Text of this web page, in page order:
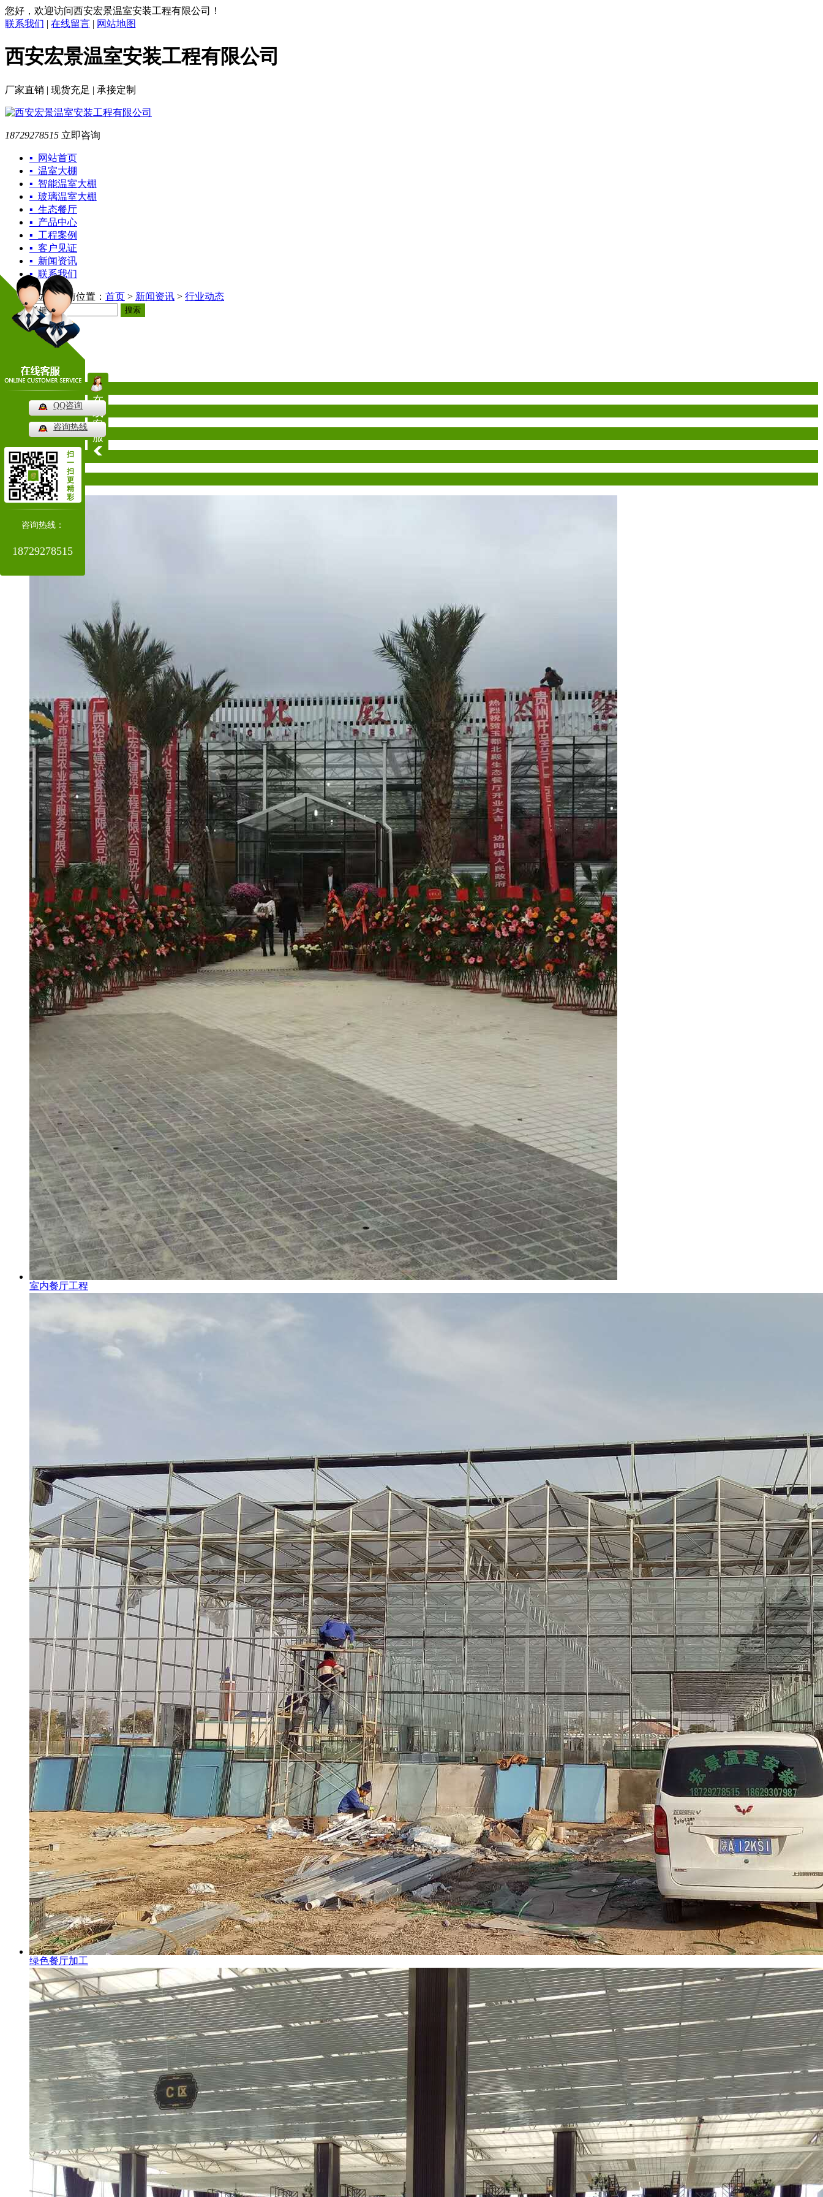
您好，欢迎访问西安宏景温室安装工程有限公司！
联系我们 | 在线留言 | 网站地图
西安宏景温室安装工程有限公司
厂家直销 | 现货充足 | 承接定制
18729278515 立即咨询
▪ 网站首页
▪ 温室大棚
▪ 智能温室大棚
▪ 玻璃温室大棚
▪ 生态餐厅
▪ 产品中心
▪ 工程案例
▪ 客户见证
▪ 新闻资讯
▪ 联系我们
当前位置： 首页 > 新闻资讯 > 行业动态
搜索
新闻资讯
News
公司新闻
行业动态
常见问题
其他
热门推荐
室内餐厅工程
绿色餐厅加工
在
线
客
服
QQ咨询
咨询热线
扫
一
扫
更
精
彩
咨询热线：
18729278515